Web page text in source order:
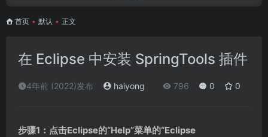
首页 • 默认 • 正文
在 Eclipse 中安装 SpringTools 插件
4年前 (2022)发布 haiyong 796 0 0
步骤1：点击Eclipse的“Help”菜单的“Eclipse